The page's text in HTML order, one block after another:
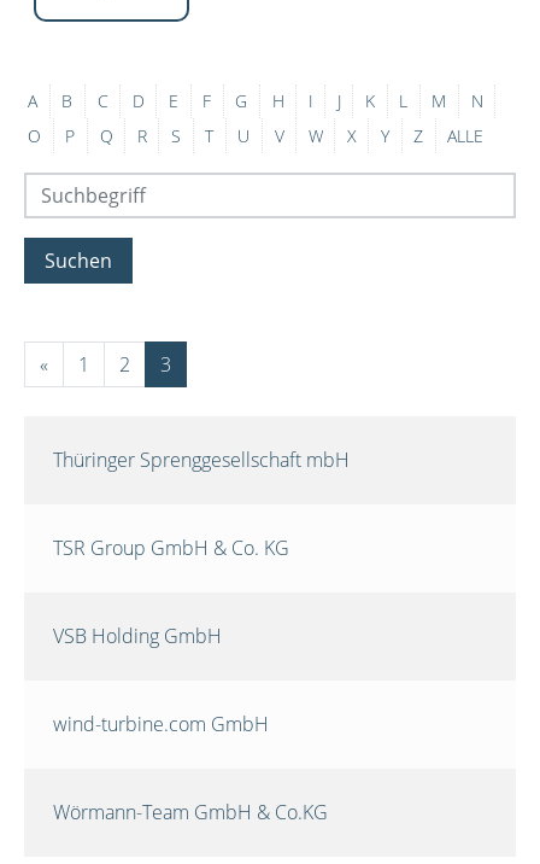
A B C D E F G H I J K L M
N
O
P Q R S T U V W X Y Z ALLE
Suchen
« 1 2 3
Thüringer Sprenggesellschaft mbH
TSR Group GmbH & Co. KG
VSB Holding GmbH
wind-turbine.com GmbH
Wörmann-Team GmbH & Co.KG